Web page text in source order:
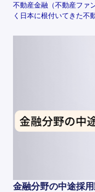
不動産金融（不動産ファ
く日本に根付いてきた
金融分野の中途採